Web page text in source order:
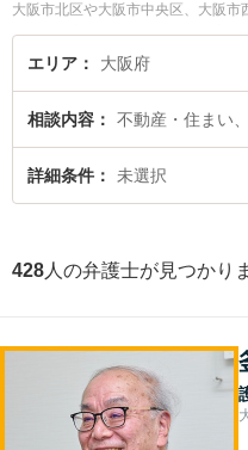
大阪市北区や大阪市中央区、大阪市
す。不動産・住まいに関係する立
細かな分野での絞り込み検索もで
府で土日や夜間に発生した立ち退
たい』『立ち退き交渉のトラブル
い』『初回相談無料で立ち退き交
エリア 大阪府
相談内容 不動産・住まい
詳細条件 未選択
428 人の弁護士が見つかり